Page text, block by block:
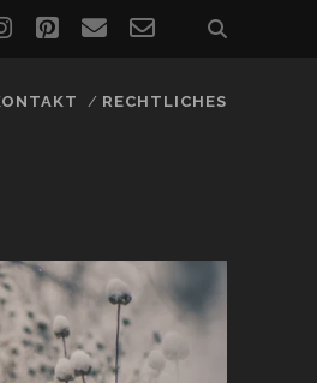
instagram
pinterest
emailemail-
RECHTLICHES